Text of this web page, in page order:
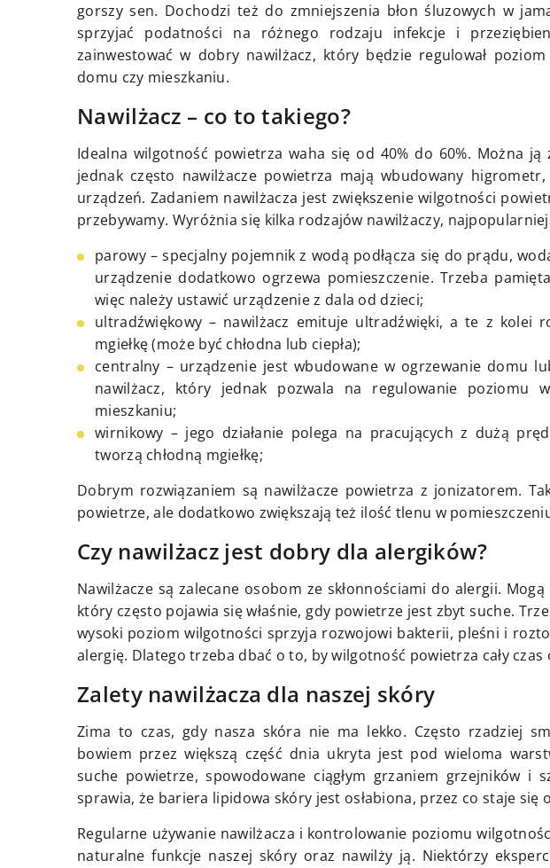
gorszy sen. Dochodzi też do zmniejszenia błon śluzowych w
sprzyjać podatności na różnego rodzaju infekcje i
zainwestować w dobry nawilżacz, który będzie regulował
domu czy mieszkaniu.
Nawilżacz – co to takiego?
Idealna wilgotność powietrza waha się od 40% do 60%. Można
jednak często nawilżacze powietrza mają wbudowany
urządzeń. Zadaniem nawilżacza jest zwiększenie wilgotności
przebywamy. Wyróżnia się kilka rodzajów nawilżaczy,
parowy – specjalny pojemnik z wodą podłącza się do prądu,
urządzenie dodatkowo ogrzewa pomieszczenie. Trzeba
więc należy ustawić urządzenie z dala od dzieci;
ultradźwiękowy – nawilżacz emituje ultradźwięki, a te z kolei
mgiełkę (może być chłodna lub ciepła);
centralny – urządzenie jest wbudowane w ogrzewanie domu
nawilżacz, który jednak pozwala na regulowanie poziomu
mieszkaniu;
wirnikowy – jego działanie polega na pracujących z dużą
tworzą chłodną mgiełkę;
Dobrym rozwiązaniem są nawilżacze powietrza z jonizatorem.
powietrze, ale dodatkowo zwiększają też ilość tlenu w
Czy nawilżacz jest dobry dla alergików?
Nawilżacze są zalecane osobom ze skłonnościami do alergii.
który często pojawia się właśnie, gdy powietrze jest zbyt suche.
wysoki poziom wilgotności sprzyja rozwojowi bakterii, pleśni i
alergię. Dlatego trzeba dbać o to, by wilgotność powietrza cały czas
Zalety nawilżacza dla naszej skóry
Zima to czas, gdy nasza skóra nie ma lekko. Często rzadziej
bowiem przez większą część dnia ukryta jest pod wieloma
suche powietrze, spowodowane ciągłym grzaniem grzejników i
sprawia, że bariera lipidowa skóry jest osłabiona, przez co staje się
Regularne używanie nawilżacza i kontrolowanie poziomu
naturalne funkcje naszej skóry oraz nawilży ją. Niektórzy